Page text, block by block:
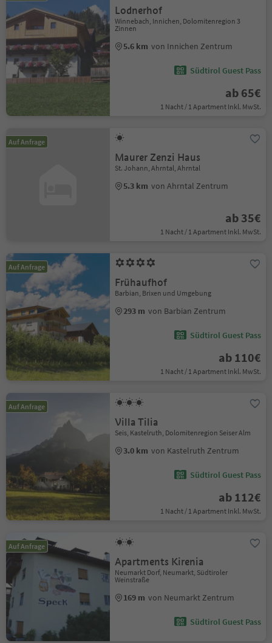
Lodnerhof
Winnebach, Innichen, Dolomitenregion 3
Zinnen
5.6 km von Innichen Zentrum
Südtirol Guest Pass
ab 65€
1 Nacht / 1 Apartment Inkl. MwSt.
Auf Anfrage
Maurer Zenzi Haus
St. Johann, Ahrntal, Ahrntal
5.3 km von Ahrntal Zentrum
ab 35€
1 Nacht / 1 Apartment Inkl. MwSt.
Auf Anfrage
Frühaufhof
Barbian, Brixen und Umgebung
293 m von Barbian Zentrum
Südtirol Guest Pass
ab 110€
1 Nacht / 1 Apartment Inkl. MwSt.
Auf Anfrage
Villa Tilia
Seis, Kastelruth, Dolomitenregion Seiser Alm
3.0 km von Kastelruth Zentrum
Südtirol Guest Pass
ab 112€
1 Nacht / 1 Apartment Inkl. MwSt.
Auf Anfrage
Apartments Kirenia
Neumarkt Dorf, Neumarkt, Südtiroler
Weinstraße
169 m von Neumarkt Zentrum
Südtirol Guest Pass